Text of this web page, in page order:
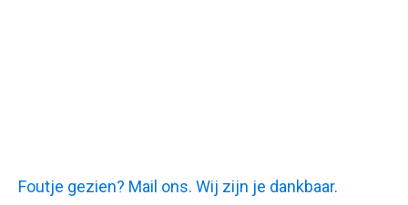
Foutje gezien? Mail ons. Wij zijn je dankbaar.